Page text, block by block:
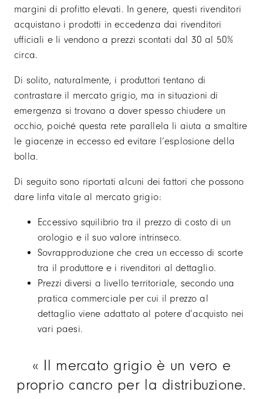
margini di profitto elevati. In genere, questi rivenditori
acquistano i prodotti in eccedenza dai rivenditori
ufficiali e li vendono a prezzi scontati dal 30 al 50%
circa.
Di solito, naturalmente, i produttori tentano di
contrastare il mercato grigio, ma in situazioni di
emergenza si trovano a dover spesso chiudere un
occhio, poiché questa rete parallela li aiuta a smaltire
le giacenze in eccesso ed evitare l’esplosione della
bolla.
Di seguito sono riportati alcuni dei fattori che possono
dare linfa vitale al mercato grigio:
Eccessivo squilibrio tra il prezzo di costo di un
orologio e il suo valore intrinseco.
Sovrapproduzione che crea un eccesso di scorte
tra il produttore e i rivenditori al dettaglio.
Prezzi diversi a livello territoriale, secondo una
pratica commerciale per cui il prezzo al
dettaglio viene adattato al potere d’acquisto nei
vari paesi.
Il mercato grigio è un vero e
proprio cancro per la distribuzione.